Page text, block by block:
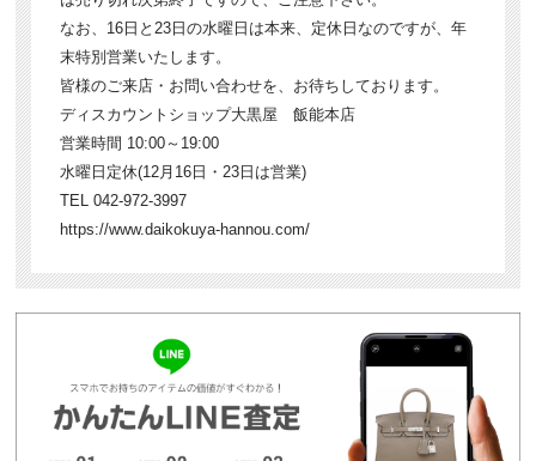
なお、16日と23日の水曜日は本来、定休日なのですが、年
末特別営業いたします。
皆様のご来店・お問い合わせを、お待ちしております。
ディスカウントショップ大黒屋 飯能本店
営業時間 10:00～19:00
水曜日定休(12月16日・23日は営業)
TEL 042-972-3997
https://www.daikokuya-hannou.com/